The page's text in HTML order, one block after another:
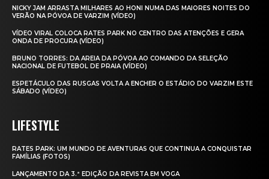
NICKY JAM ARRASTA MILHARES AO HONI NUMA DAS MAIORES NOITES DO
VERÃO NA PÓVOA DE VARZIM (VÍDEO)
VÍDEO VIRAL COLOCA RATES PARK NO CENTRO DAS ATENÇÕES E GERA
ONDA DE PROCURA (VÍDEO)
BRUNO TORRES: DA AREIA DA PÓVOA AO COMANDO DA SELEÇÃO
NACIONAL DE FUTEBOL DE PRAIA (VÍDEO)
ESPETÁCULO DAS RUSGAS VOLTA A ENCHER O ESTÁDIO DO VARZIM ESTE
SÁBADO (VÍDEO)
LIFESTYLE
RATES PARK: UM MUNDO DE AVENTURAS QUE CONTINUA A CONQUISTAR
FAMÍLIAS (FOTOS)
LANÇAMENTO DA 3.ª EDIÇÃO DA REVISTA EM VOGA